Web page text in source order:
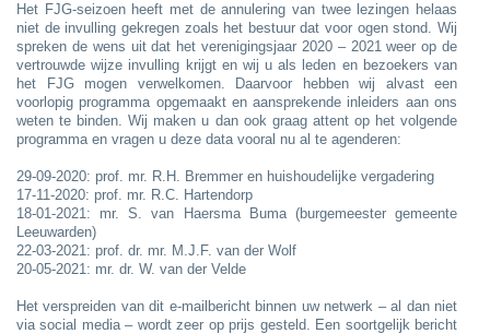
Het FJG-seizoen heeft met de annulering van twee lezingen helaas
niet de invulling gekregen zoals het bestuur dat voor ogen stond. Wij
spreken de wens uit dat het verenigingsjaar 2020 – 2021 weer op de
vertrouwde wijze invulling krijgt en wij u als leden en bezoekers van
het FJG mogen verwelkomen. Daarvoor hebben wij alvast een
voorlopig programma opgemaakt en aansprekende inleiders aan ons
weten te binden. Wij maken u dan ook graag attent op het volgende
programma en vragen u deze data vooral nu al te agenderen:
29-09-2020: prof. mr. R.H. Bremmer en huishoudelijke vergadering
17-11-2020: prof. mr. R.C. Hartendorp
18-01-2021: mr.S. van Haersma Buma (burgemeester gemeente
Leeuwarden)
22-03-2021: prof. dr. mr. M.J.F. van der Wolf
20-05-2021: mr. dr. W. van der Velde
Het verspreiden van dit e-mailbericht binnen uw netwerk – al dan niet
via social media – wordt zeer op prijs gesteld. Een soortgelijk bericht